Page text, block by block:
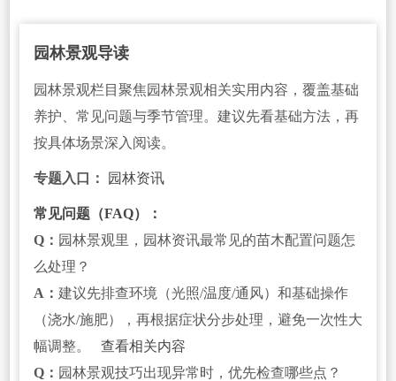
园林景观导读
园林景观栏目聚焦园林景观相关实用内容，覆盖基础
养护、常见问题与季节管理。建议先看基础方法，再
按具体场景深入阅读。
专题入口： 园林资讯
常见问题（FAQ）：
Q： 园林景观里，园林资讯最常见的苗木配置问题怎
么处理？
A： 建议先排查环境（光照/温度/通风）和基础操作
（浇水/施肥），再根据症状分步处理，避免一次性大
幅调整。
查看相关内容
Q： 园林景观技巧出现异常时，优先检查哪些点？